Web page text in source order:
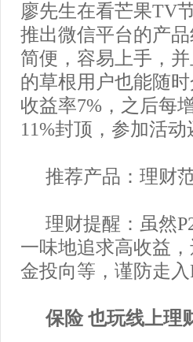
廖先生在看芒果TV
推出微信平台的产
简便，容易上手，
的草根用户也能随
收益率7%，之后每
11%封顶，参加活
推荐产品：理财
理财提醒：虽然
一味地追求高收益
金投向等，谨防走入
保险 也玩线上理